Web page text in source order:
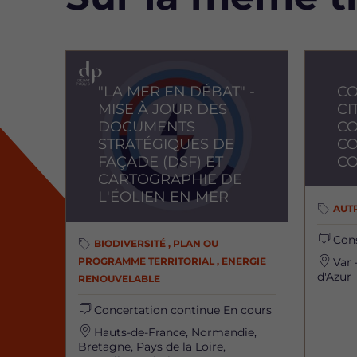
Image
"LA MER EN DÉBAT" -
MISE À JOUR DES
DOCUMENTS
STRATÉGIQUES DE
FAÇADE (DSF) ET
CARTOGRAPHIE DE
L'ÉOLIEN EN MER
BIODIVERSITÉ , PLAN OU
PROGRAMME TERRITORIAL , ENERGIE
RENOUVELABLE
Concertation continue En cours
Hauts-de-France, Normandie,
Bretagne, Pays de la Loire,
Var
d'Azur